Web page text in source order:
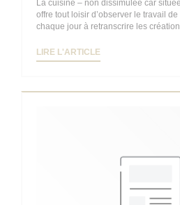
La cuisine – non dissimulée car
offre tout loisir d’observer le travail
chaque jour à retranscrire les
LIRE L'ARTICLE